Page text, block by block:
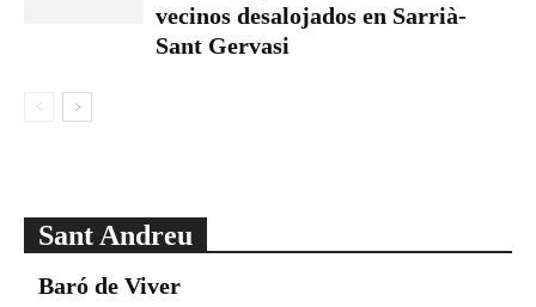
vecinos desalojados en Sarrià-
Sant Gervasi
Sant Andreu
Baró de Viver